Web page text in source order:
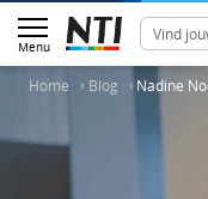
Menu
Home Blog Nadine